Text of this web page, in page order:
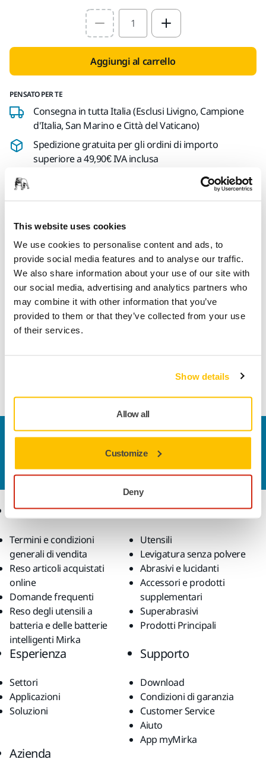
This website uses cookies
We use cookies to personalise content and ads, to
provide social media features and to analyse our traffic.
We also share information about your use of our site with
our social media, advertising and analytics partners who
may combine it with other information that you’ve
provided to them or that they’ve collected from your use
of their services.
Show details
Allow all
Customize
Deny
Select quantity value
Aggiungi al carrello
PENSATO PER TE
Consegna in tutta Italia (Esclusi Livigno, Campione
d'Italia, San Marino e Città del Vaticano)
Spedizione gratuita per gli ordini di importo
superiore a 49,90€ IVA inclusa
it/supporto/reso-articoli
Informazioni sul prodotto
Sacchetto per la polvere in tessuto, innovativo, con
maggiore capacità di raccolta e maggiore durata rispetto a
Contattaci
Vuoi saperne di più?Contattaci
esperti risponderà al più presto alle tue domande.
Ecommerce
Termini e condizioni
generali di vendita
Reso articoli acquistati
online
Domande frequenti
Reso degli utensili a
batteria e delle batterie
intelligenti Mirka
Prodotti
Utensili
Levigatura senza polvere
Abrasivi e lucidanti
Accessori e prodotti
supplementari
Superabrasivi
Prodotti Principali
Esperienza
Settori
Applicazioni
Soluzioni
Supporto
Download
Condizioni di garanzia
Customer Service
Aiuto
App myMirka
Azienda